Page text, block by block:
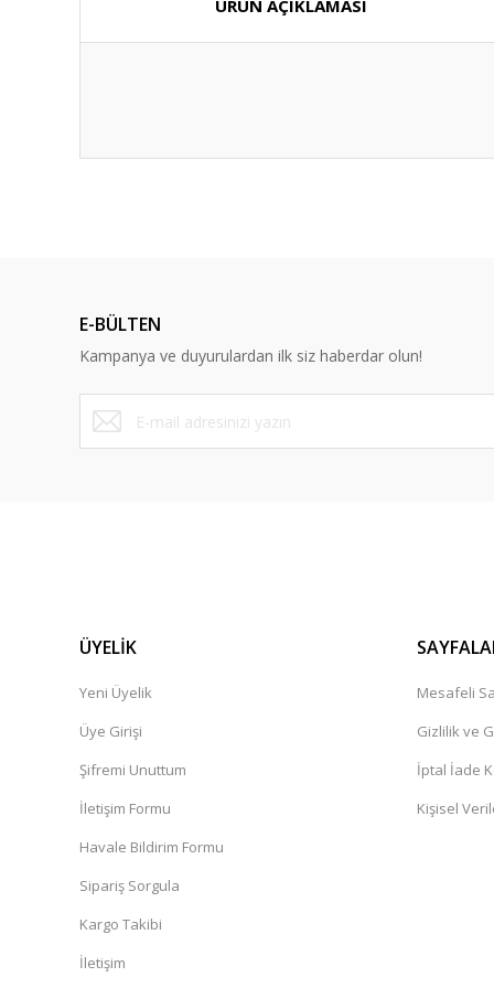
ÜRÜN AÇIKLAMASI
E-BÜLTEN
Kampanya ve duyurulardan ilk siz haberdar olun!
ÜYELİK
Yeni Üyelik
Üye Girişi
Şifremi Unuttum
İletişim Formu
Havale Bildirim Formu
Sipariş Sorgula
Kargo Takibi
İletişim
Mesafeli
Gizlilik ve
İptal İade
Kişisel